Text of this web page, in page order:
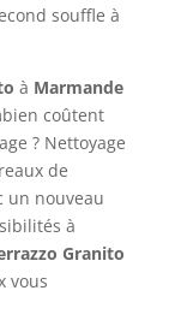
souffle à
à Marmande
coûtent
? Nettoyage
de
un nouveau
à
Granito
vous